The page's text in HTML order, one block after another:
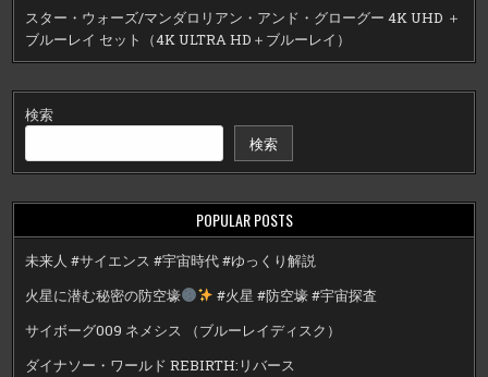
スター・ウォーズ/マンダロリアン・アンド・グローグー 4K UHD ＋
ブルーレイ セット（4K ULTRA HD＋ブルーレイ）
検索
検索
POPULAR POSTS
未来人 #サイエンス #宇宙時代 #ゆっくり解説
火星に潜む秘密の防空壕
#火星 #防空壕 #宇宙探査
サイボーグ009 ネメシス （ブルーレイディスク）
ダイナソー・ワールド REBIRTH:リバース